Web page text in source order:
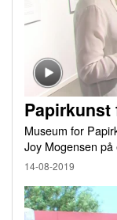
Papirkunst
Museum for
Joy Mogensen
14-08-2019